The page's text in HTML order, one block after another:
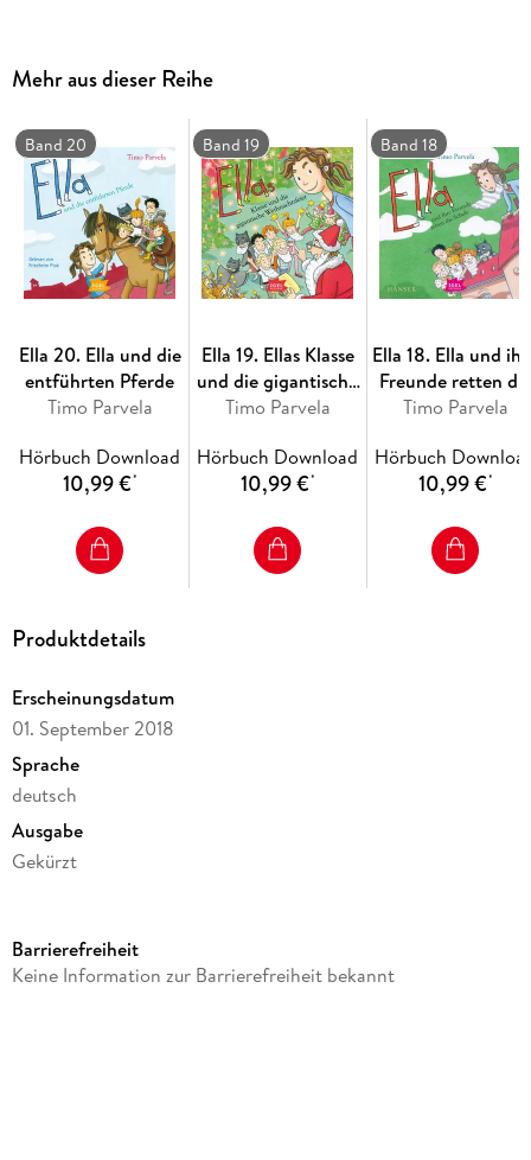
Mehr aus dieser Reihe
Band 20
Ella 20. Ella und die
entführten Pferde
Timo Parvela
Hörbuch Download
10,99 €*
Band 19
Ella 19. Ellas Klasse
und die gigantische
Weihnachtsfeier
Timo Parvela
Hörbuch Download
10,99 €*
Band 18
Ella 18. Ella und
Freunde retten die
Schule
Timo Parvela
Hörbuch
10,99 €*
Produktdetails
Erscheinungsdatum
01. September 2018
Sprache
deutsch
Ausgabe
Gekürzt
Laufzeit
Barrierefreiheit
Keine Information zur Barrierefreiheit bekannt